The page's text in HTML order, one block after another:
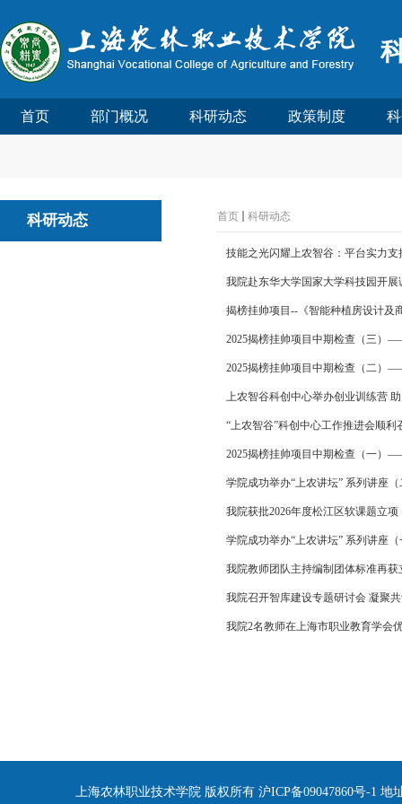
首页 部门概况 科研动态 政策制度
科研动态 首页 科研动态
技能之光闪耀上农智谷：平台实力
我院赴东华大学国家大学科技园开展
揭榜挂帅项目--《智能种植房设计及
2025揭榜挂帅项目中期检查（三）
2025揭榜挂帅项目中期检查（二）
上农智谷科创中心举办创业训练营
“上农智谷”科创中心工作推进会顺利
2025揭榜挂帅项目中期检查（一）
学院成功举办“上农讲坛” 系列讲座
我院获批2026年度松江区软课题立项
学院成功举办“上农讲坛” 系列讲座
我院教师团队主持编制团体标准再获
我院召开智库建设专题研讨会 凝聚
我院2名教师在上海市职业教育学会
上海农林职业技术学院 版权所有 沪ICP备09047860号-1 地